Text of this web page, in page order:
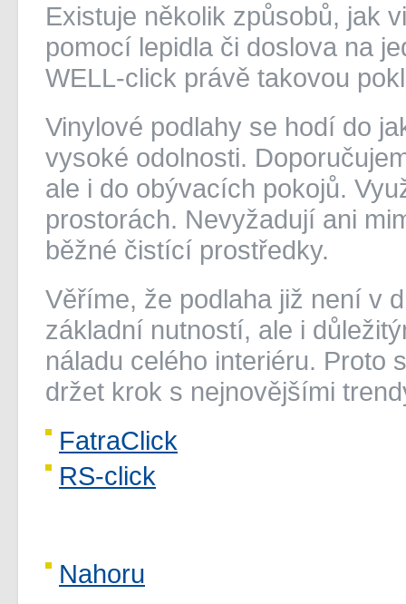
Existuje několik způsobů, jak
pomocí lepidla či doslova na
WELL-click právě takovou
Vinylové podlahy se hodí do
vysoké odolnosti.
ale i do obývacích pokojů.
prostorách. Nevyžadují ani
běžné čistící prostředky.
Věříme, že podlaha již není v
základní nutností, ale i
náladu celého interiéru. Proto
držet krok s nejnovějšími
FatraClick
RS-click
Nahoru